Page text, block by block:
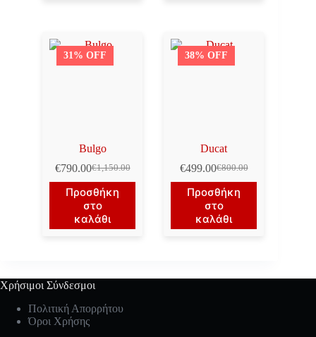
31% OFF
Bulgo
€1,150.00
Original
price
was:
€1,150.00.
€790.00Η
τρέχουσα
τιμή
είναι:
€790.00.
Προσθήκη
στο
καλάθι
38% OFF
Ducat
€800.00
Original
price
was:
€800.00.
€499.00Η
τρέχουσα
τιμή
είναι:
€499.00.
Προσθήκη
στο
καλάθι
Χρήσιμοι Σύνδεσμοι
Πολιτική Απορρήτου
Όροι Χρήσης